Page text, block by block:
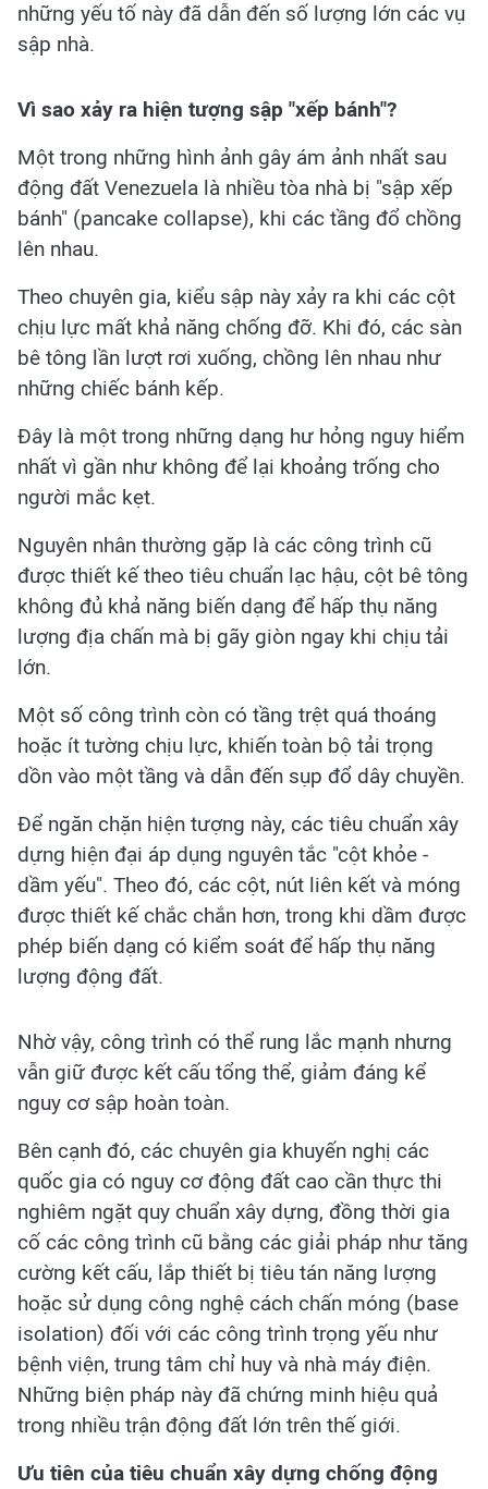
những yếu tố này đã dẫn đến số lượng lớn các vụ
sập nhà.
Vì sao xảy ra hiện tượng sập "xếp bánh"?
Một trong những hình ảnh gây ám ảnh nhất sau
động đất Venezuela là nhiều tòa nhà bị "sập xếp
bánh" (pancake collapse), khi các tầng đổ chồng
lên nhau.
Theo chuyên gia, kiểu sập này xảy ra khi các cột
chịu lực mất khả năng chống đỡ. Khi đó, các sàn
bê tông lần lượt rơi xuống, chồng lên nhau như
những chiếc bánh kếp.
Đây là một trong những dạng hư hỏng nguy hiểm
nhất vì gần như không để lại khoảng trống cho
người mắc kẹt.
Nguyên nhân thường gặp là các công trình cũ
được thiết kế theo tiêu chuẩn lạc hậu, cột bê tông
không đủ khả năng biến dạng để hấp thụ năng
lượng địa chấn mà bị gãy giòn ngay khi chịu tải
lớn.
Một số công trình còn có tầng trệt quá thoáng
hoặc ít tường chịu lực, khiến toàn bộ tải trọng
dồn vào một tầng và dẫn đến sụp đổ dây chuyền.
Để ngăn chặn hiện tượng này, các tiêu chuẩn xây
dựng hiện đại áp dụng nguyên tắc "cột khỏe -
dầm yếu". Theo đó, các cột, nút liên kết và móng
được thiết kế chắc chắn hơn, trong khi dầm được
phép biến dạng có kiểm soát để hấp thụ năng
lượng động đất.
Nhờ vậy, công trình có thể rung lắc mạnh nhưng
vẫn giữ được kết cấu tổng thể, giảm đáng kể
nguy cơ sập hoàn toàn.
Bên cạnh đó, các chuyên gia khuyến nghị các
quốc gia có nguy cơ động đất cao cần thực thi
nghiêm ngặt quy chuẩn xây dựng, đồng thời gia
cố các công trình cũ bằng các giải pháp như tăng
cường kết cấu, lắp thiết bị tiêu tán năng lượng
hoặc sử dụng công nghệ cách chấn móng (base
isolation) đối với các công trình trọng yếu như
bệnh viện, trung tâm chỉ huy và nhà máy điện.
Những biện pháp này đã chứng minh hiệu quả
trong nhiều trận động đất lớn trên thế giới.
Ưu tiên của tiêu chuẩn xây dựng chống động